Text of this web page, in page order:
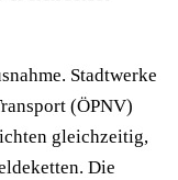
Stadtwerke
(ÖPNV)
gleichzeitig,
Die